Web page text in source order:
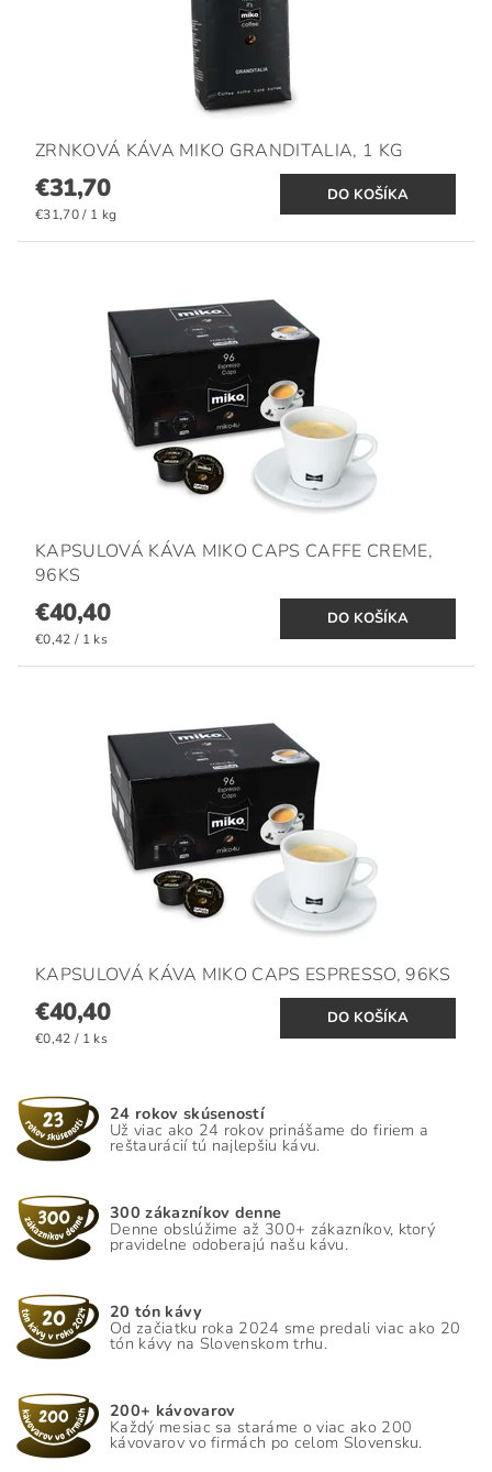
ZRNKOVÁ KÁVA MIKO GRANDITALIA, 1 KG
€31,70
€31,70 / 1 kg
KAPSULOVÁ KÁVA MIKO CAPS CAFFE CREME,
96KS
€40,40
€0,42 / 1 ks
KAPSULOVÁ KÁVA MIKO CAPS ESPRESSO, 96KS
€40,40
€0,42 / 1 ks
24 rokov skúseností
Už viac ako 24 rokov prinášame do firiem a
reštaurácií tú najlepšiu kávu.
300 zákazníkov denne
Denne obslúžime až 300+ zákazníkov, ktorý
pravidelne odoberajú našu kávu.
20 tón kávy
Od začiatku roka 2024 sme predali viac ako 20
tón kávy na Slovenskom trhu.
200+ kávovarov
Každý mesiac sa staráme o viac ako 200
kávovarov vo firmách po celom Slovensku.